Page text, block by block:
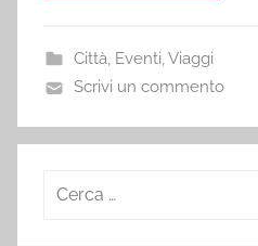
Città, Eventi,Viaggi
Scrivi un commento
Ricerca